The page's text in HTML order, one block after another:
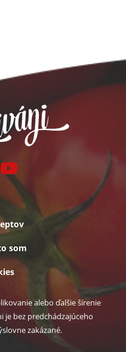
som
alebo ďalšie šírenie
je bez predchádzajúceho
zakázané.